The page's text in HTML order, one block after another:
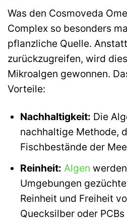
Was den Cosmoveda
Complex so besonders
pflanzliche Quelle.
zurückzugreifen, wird
Mikroalgen gewonnen.
Vorteile:
Nachhaltigkeit: Die
nachhaltige Methode,
Fischbestände der
Reinheit: Algen
Umgebungen
Reinheit und Freiheit
Quecksilber oder